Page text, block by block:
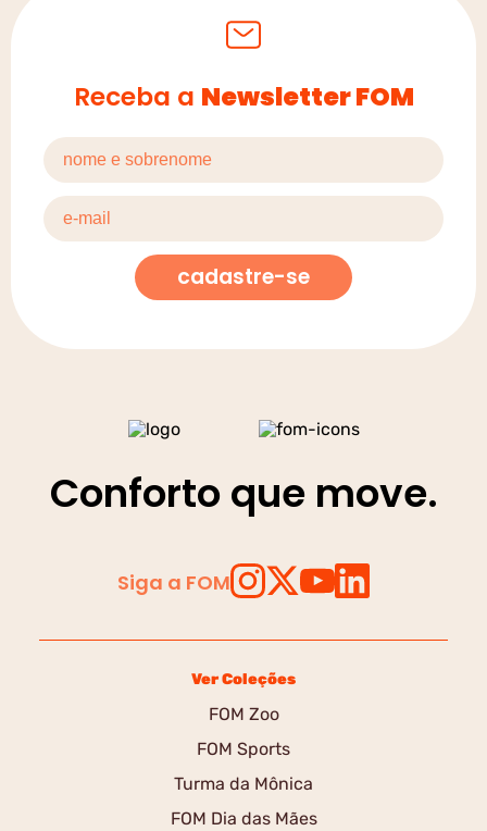
Receba a Newsletter FOM
cadastre-se
Conforto que move.
Siga a FOM
Ver Coleções
FOM Zoo
FOM Sports
Turma da Mônica
FOM Dia das Mães